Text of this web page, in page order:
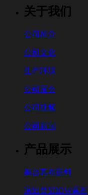
关于我们
公司简介
公司文化
生产环境
公司展会
公司视频
公司新闻
产品展示
舞台幕布面料
演出类SHOW幕布